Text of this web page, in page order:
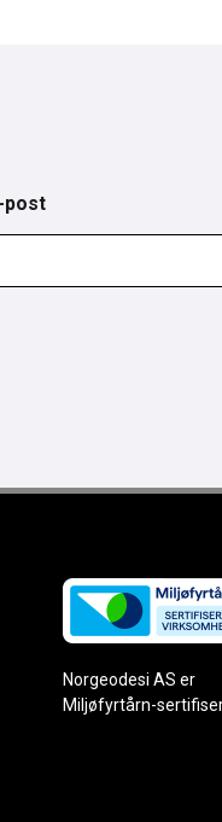
post
Norgeodesi AS er
Miljøfyrtårn-